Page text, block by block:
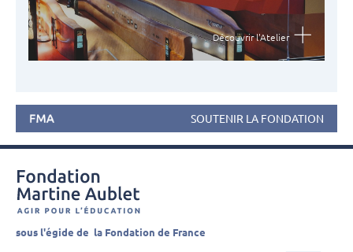
Découvrir l'Atelier
SOUTENIR LA FONDATION
sous l'égide de la Fondation de France